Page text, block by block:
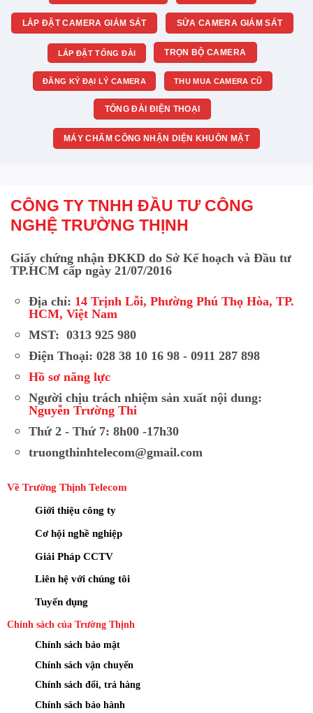
LẮP ĐẶT CAMERA GIÁM SÁT SỬA CAMERA GIÁM SÁT
LẮP ĐẶT TỔNG ĐÀI TRỌN BỘ CAMERA
ĐĂNG KÝ ĐẠI LÝ CAMERA THU MUA CAMERA CŨ
TỔNG ĐÀI ĐIỆN THOẠI
MÁY CHẤM CÔNG NHẬN DIỆN KHUÔN MẶT
CÔNG TY TNHH ĐẦU TƯ CÔNG
NGHỆ TRƯỜNG THỊNH
Giấy chứng nhận ĐKKD do Sở Kế hoạch và Đầu tư
TP.HCM cấp ngày 21/07/2016
Địa chỉ: 14 Trịnh Lỗi, Phường Phú Thọ Hòa, TP.
HCM, Việt Nam
MST: 0313 925 980
Điện Thoại: 028 38 10 16 98 - 0911 287 898
Hồ sơ năng lực
Người chịu trách nhiệm sản xuất nội dung:
Nguyễn Trường Thi
Thứ 2 - Thứ 7: 8h00 -17h30
truongthinhtelecom@gmail.com
Về Trường Thịnh Telecom
Giới thiệu công ty
Cơ hội nghề nghiệp
Giải Pháp CCTV
Liên hệ với chúng tôi
Tuyển dụng
Chính sách của Trường Thịnh
Chính sách bảo mật
Chính sách vận chuyển
Chính sách đổi, trả hàng
Chính sách bảo hành